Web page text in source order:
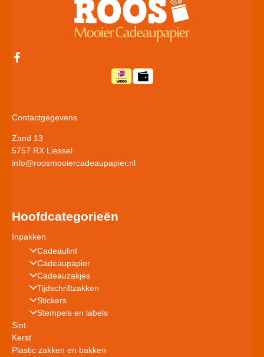
Contactgegevens
Zand 13
5757 RX Liessel
info@roosmooiercadeaupapier.nl
Hoofdcategorieën
Inpakken
Cadeaulint
Cadeaupapier
Cadeauzakjes
Tijdschriftzakken
Stickers
Stempels en labels
Sint
Kerst
Plastic zakken en bakken